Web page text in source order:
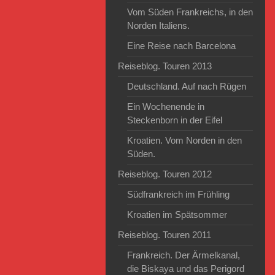
Vom Süden Frankreichs, in den
Norden Italiens.
Eine Reise nach Barcelona
Reiseblog. Touren 2013
Deutschland. Auf nach Rügen
Ein Wochenende in
Steckenborn in der Eifel
Kroatien. Vom Norden in den
Süden.
Reiseblog. Touren 2012
Südfrankreich im Frühling
Kroatien im Spätsommer
Reiseblog. Touren 2011
Frankreich. Der Ärmelkanal,
die Biskaya und das Perigord